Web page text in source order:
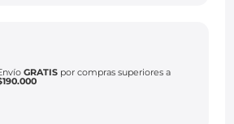
GRATIS por compras superiores a